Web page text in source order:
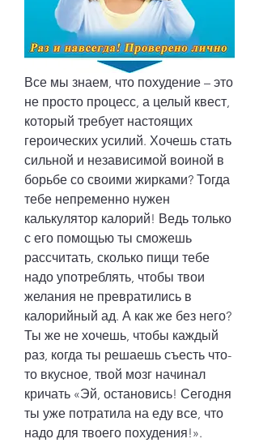
Все мы знаем, что похудение – это
не просто процесс, а целый квест,
который требует настоящих
героических усилий. Хочешь стать
сильной и независимой воиной в
борьбе со своими жирками? Тогда
тебе непременно нужен
калькулятор калорий! Ведь только
с его помощью ты сможешь
рассчитать, сколько пищи тебе
надо употреблять, чтобы твои
желания не превратились в
калорийный ад. А как же без него?
Ты же не хочешь, чтобы каждый
раз, когда ты решаешь съесть что-
то вкусное, твой мозг начинал
кричать «Эй, остановись! Сегодня
ты уже потратила на еду все, что
надо для твоего похудения!».